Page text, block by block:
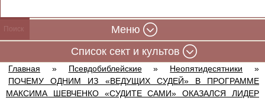
Меню
Cписок сект и культов
Главная » Псевдобиблейские » Неопятидесятники
»
ПОЧЕМУ ОДНИМ ИЗ «ВЕДУЩИХ СУДЕЙ» В ПРОГРАММЕ
МАКСИМА ШЕВЧЕНКО «СУДИТЕ САМИ» ОКАЗАЛСЯ ЛИДЕР